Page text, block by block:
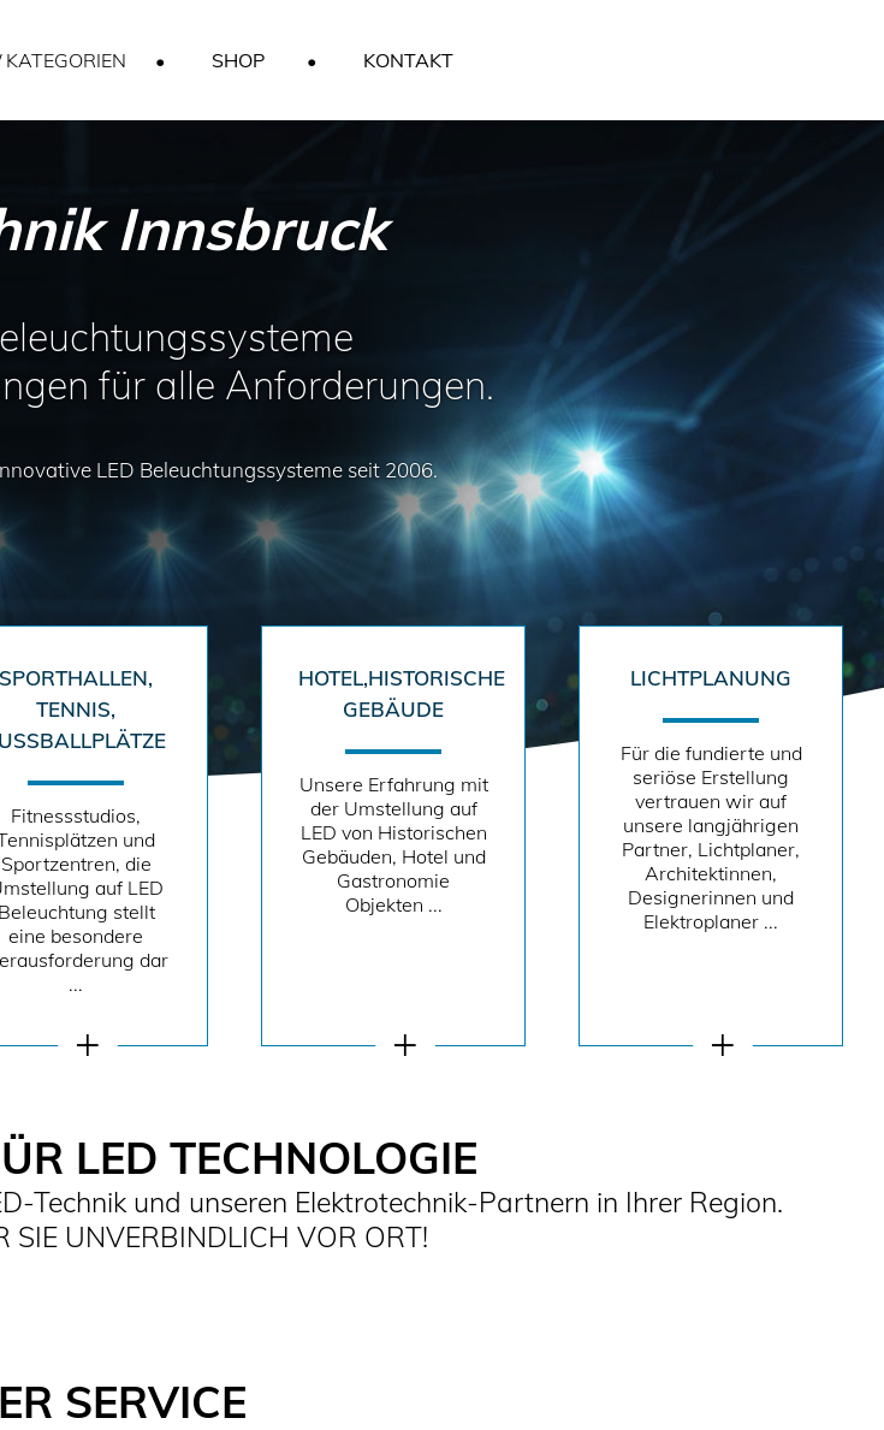
KATEGORIEN • SHOP • KONTAKT
Innsbruck
für alle Anforderungen.
LED Beleuchtungssysteme seit 2006.
SPORTHALLEN,
TENNIS,
Fitnessstudios,
und
Sportzentren, die
auf LED
Beleuchtung stellt
eine besondere
dar
...
HOTEL,HISTORISCHE
GEBÄUDE
Unsere Erfahrung mit
der Umstellung auf
LED von Historischen
Gebäuden, Hotel und
Gastronomie
Objekten ...
LICHTPLANUNG
Für die fundierte und
seriöse Erstellung
vertrauen wir auf
unsere langjährigen
Partner, Lichtplaner,
Architektinnen,
Designerinnen und
Elektroplaner ...
LED TECHNOLOGIE
Technik und unseren Elektrotechnik-Partnern in Ihrer Region.
SIE UNVERBINDLICH VOR ORT!
SERVICE